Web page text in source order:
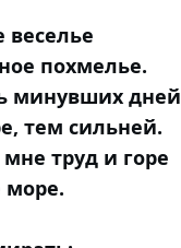
веселье
похмелье.
минувших дней
тем сильней.
труд и горе
море.